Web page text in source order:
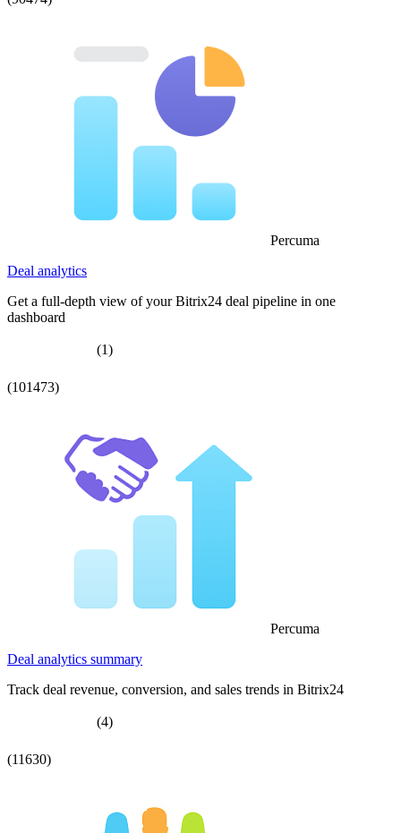
Percuma
Deal analytics
Get a full-depth view of your Bitrix24 deal pipeline in one
dashboard
(1)
(101473)
Percuma
Deal analytics summary
Track deal revenue, conversion, and sales trends in Bitrix24
(4)
(11630)